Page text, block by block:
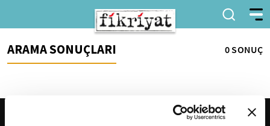
ARAMA SONUÇLARI 0 SONUÇ